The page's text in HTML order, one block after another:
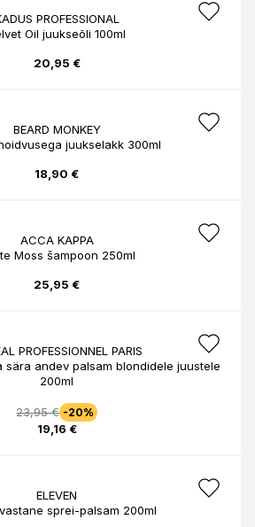
PROFESSIONAL
Oil juukseõli 100ml
20,95 €
BEARD MONKEY
juukselakk 300ml
18,90 €
ACCA KAPPA
Moss šampoon 250ml
25,95 €
PROFESSIONNEL PARIS
sära andev palsam blondidele juustele
200ml
23,95 € -20%
19,16 €
ELEVEN
sprei-palsam 200ml